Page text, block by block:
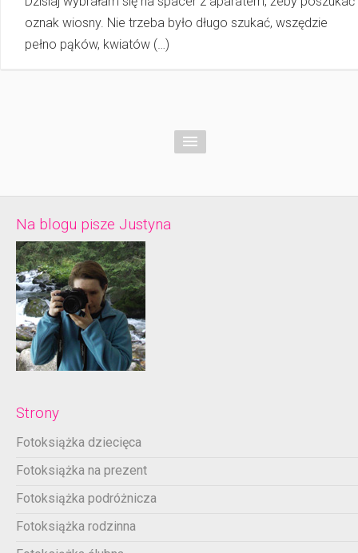
oznak wiosny. Nie trzeba było długo szukać, wszędzie
pełno pąków, kwia­tów (…)
Na blogu pisze Justyna
Strony
Fotoksiążka dziecięca
Fotoksiążka na prezent
Fotoksiążka podróżnicza
Fotoksiążka rodzinna